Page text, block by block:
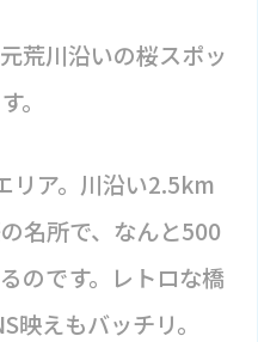
荒川沿いの桜スポッ
。
リア。川沿い2.5km
名所で、なんと500
のです。レトロな橋
映えもバッチリ。